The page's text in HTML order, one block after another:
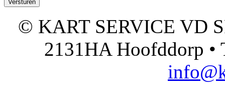
© KART SERVICE VD
2131HA Hoofddorp •